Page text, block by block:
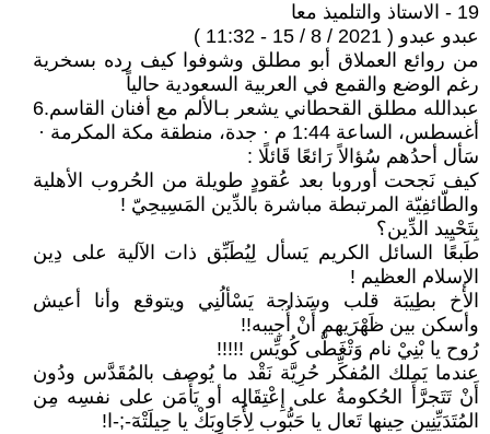
19 - الاستاذ والتلميذ معا
عبدو عبدو ( 2021 / 8 / 15 - 11:32 )
من روائع العملاق أبو مطلق وشوفوا كيف رده بسخرية
رغم الوضع والقمع في العربية السعودية حالياً
‏عبدالله مطلق القحطاني‏ ‏‏يشعر بـ‏الألم‏ مع ‏أفنان القاسم‏.‏6
أغسطس‏، الساعة ‏1:44 م‏ · ‏جدة‏، ‏منطقة مكة المكرمة‏ ·
سَأل أحدُهم سُؤالاً رَائعًا قَائلًا :
كيف نَجحت أوروبا بعد عُقودٍ طويلة من الحُروب الأهلية
والطّائفِيّة المرتبطة مباشرة بالدِّين المَسِيحِيّ !
بِتَحْيِيد الدِّين؟
طَبعًا السائل الكريم يَسأل لِيُطَبِّق ذات الآلية على دِين
الإسلام العظيم !
الأخ بطِيبَة قلب وسَذاجة يَسْألُنِي ويتوقع وأنا أعيش
وأسكن بين ظَهْرَيهم أَنْ أُجِيبه!!
رُوح يا بْنِيْ نام وَتْغَطَّى كُويِّس !!!!!
عندما يَملك المُفكِّر حُرِيَّة نَقْد ما يُوصف بالمُقَدَّس ودُون
أَنْ تَتَجرَّأَ الحُكومةُ على إِعْتِقَالِه أو يَأَمَن على نفسِه مِن
المُتَدَيِّنِين حِينها تَعال يا حَبُّوب لِأُجَاوِبَكْ يا حِيلَتْهٓ-;-ا!